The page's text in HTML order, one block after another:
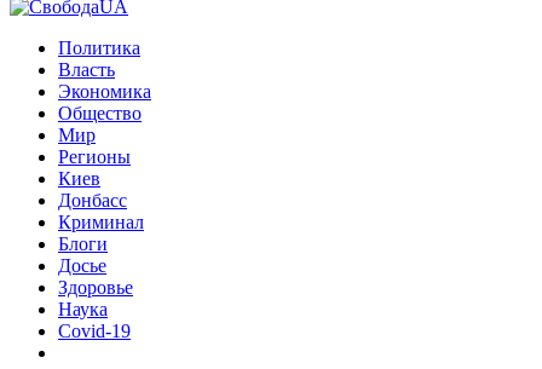
Политика
Власть
Экономика
Общество
Мир
Регионы
Киев
Донбасс
Криминал
Блоги
Досье
Здоровье
Наука
Covid-19